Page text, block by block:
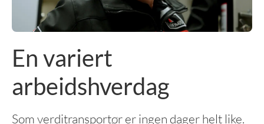
En variert
arbeidshverdag
Som verditransportør er ingen dager helt like.